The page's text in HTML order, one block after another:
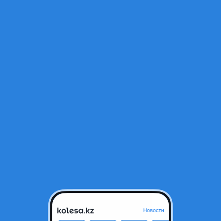
Алматы, Алматинская область